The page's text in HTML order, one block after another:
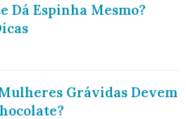
Dá Espinha Mesmo?
Grávidas Devem